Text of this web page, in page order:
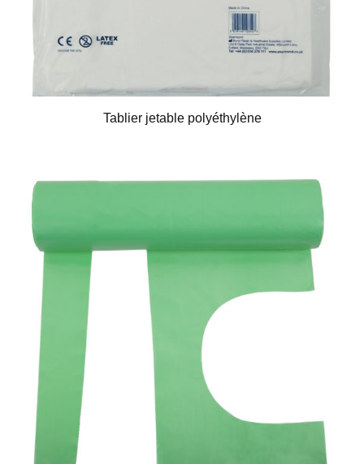
Tablier jetable polyéthylène